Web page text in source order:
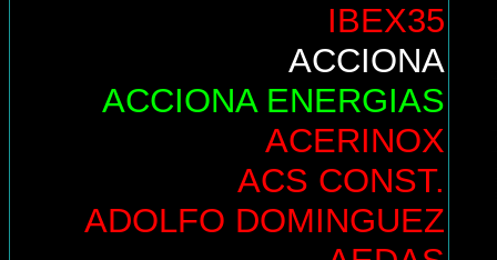
IBEX35
ACCIONA
ACCIONA ENERGIAS
ACERINOX
ACS CONST.
ADOLFO DOMINGUEZ